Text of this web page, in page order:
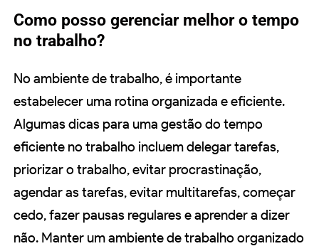
Como posso gerenciar melhor o tempo
no trabalho?
No ambiente de trabalho, é importante
estabelecer uma rotina organizada e eficiente.
Algumas dicas para uma gestão do tempo
eficiente no trabalho incluem delegar tarefas,
priorizar o trabalho, evitar procrastinação,
agendar as tarefas, evitar multitarefas, começar
cedo, fazer pausas regulares e aprender a dizer
não. Manter um ambiente de trabalho organizado